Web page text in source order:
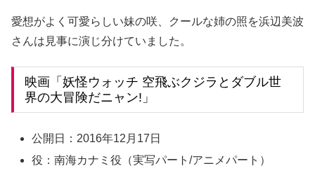
愛想がよく可愛らしい妹の咲、クールな姉の照を浜辺美波
さんは見事に演じ分けていました。
映画「妖怪ウォッチ 空飛ぶクジラとダブル世
界の大冒険だニャン!」
公開日：2016年12月17日
役：南海カナミ役（実写パート/アニメパート）